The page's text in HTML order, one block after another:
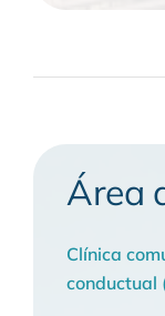
Área
Clínica
conductual